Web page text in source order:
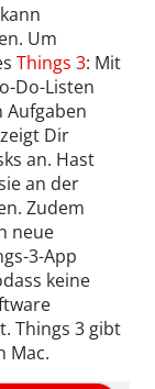
Um
Things 3: Mit
Do-Listen
Aufgaben
Dir
an. Hast
an der
Zudem
neue
3-App
keine
Things 3 gibt
Mac.